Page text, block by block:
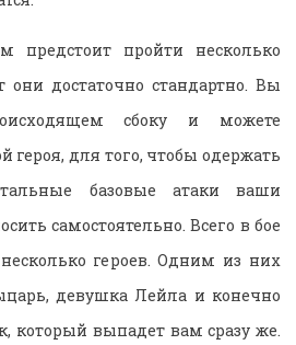
пройти несколько
достаточно стандартно. Вы
сбоку и можете
героя, для того, чтобы одержать
базовые атаки ваши
самостоятельно. Всего в бое
героев. Одним из них
девушка Лейла и конечно
выпадет вам сразу же.